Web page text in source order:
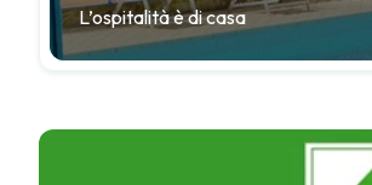
L’ospitalità è di casa